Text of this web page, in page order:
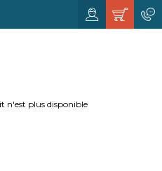
n'est plus disponible